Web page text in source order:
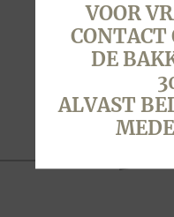
VOOR
DE
ALVAST